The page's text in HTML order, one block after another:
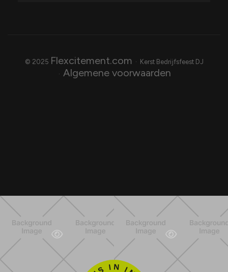
© 2025 Flexcitement.com · Kerst Bedrijfsfeest DJ
· Algemene voorwaarden
 